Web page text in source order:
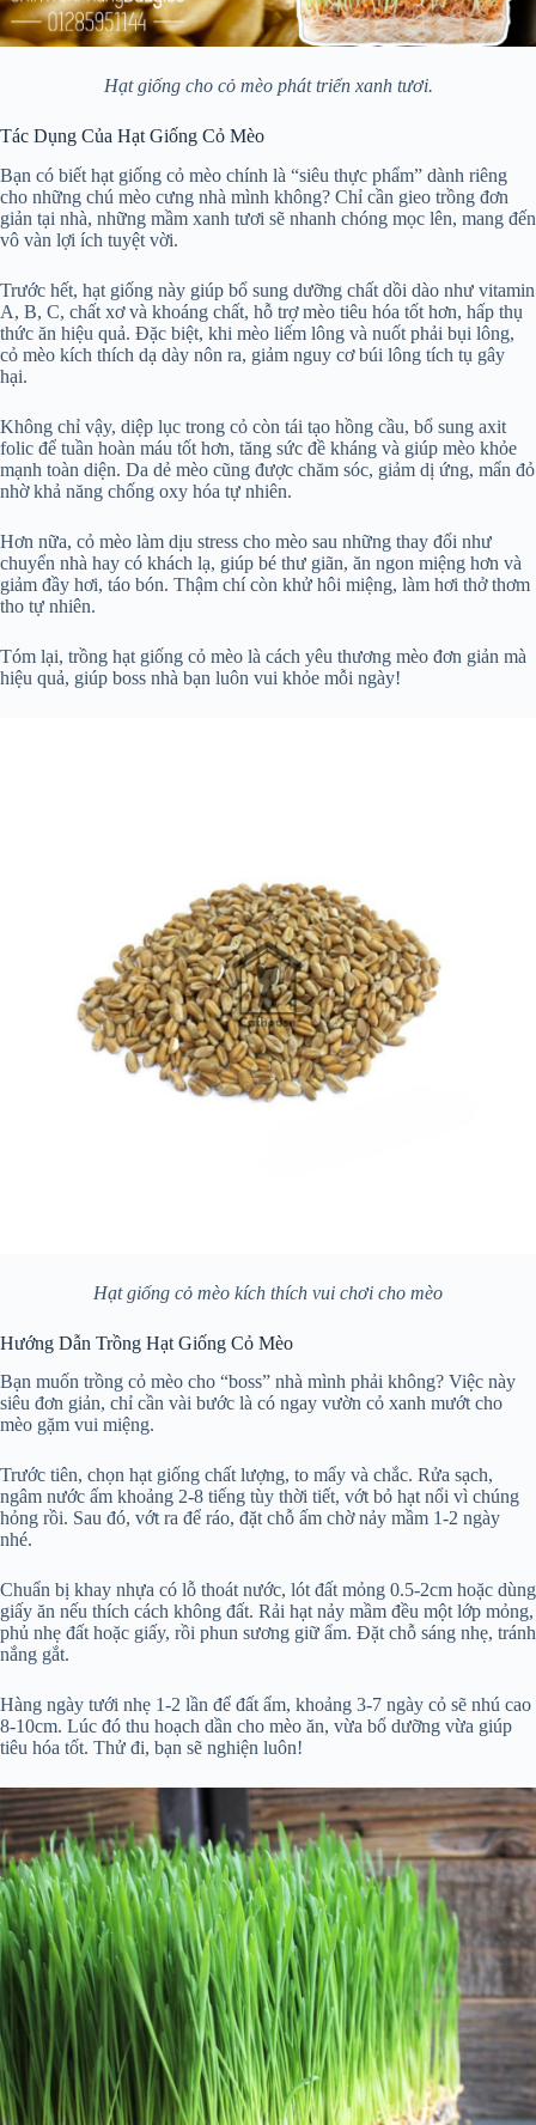
Hạt giống cho cỏ mèo phát triển xanh tươi.
Tác Dụng Của Hạt Giống Cỏ Mèo
Bạn có biết hạt giống cỏ mèo chính là “siêu thực phẩm” dành riêng
cho những chú mèo cưng nhà mình không? Chỉ cần gieo trồng đơn
giản tại nhà, những mầm xanh tươi sẽ nhanh chóng mọc lên, mang đến
vô vàn lợi ích tuyệt vời.
Trước hết, hạt giống này giúp bổ sung dưỡng chất dồi dào như vitamin
A, B, C, chất xơ và khoáng chất, hỗ trợ mèo tiêu hóa tốt hơn, hấp thụ
thức ăn hiệu quả. Đặc biệt, khi mèo liếm lông và nuốt phải bụi lông,
cỏ mèo kích thích dạ dày nôn ra, giảm nguy cơ búi lông tích tụ gây
hại.
Không chỉ vậy, diệp lục trong cỏ còn tái tạo hồng cầu, bổ sung axit
folic để tuần hoàn máu tốt hơn, tăng sức đề kháng và giúp mèo khỏe
mạnh toàn diện. Da dẻ mèo cũng được chăm sóc, giảm dị ứng, mẩn đỏ
nhờ khả năng chống oxy hóa tự nhiên.
Hơn nữa, cỏ mèo làm dịu stress cho mèo sau những thay đổi như
chuyển nhà hay có khách lạ, giúp bé thư giãn, ăn ngon miệng hơn và
giảm đầy hơi, táo bón. Thậm chí còn khử hôi miệng, làm hơi thở thơm
tho tự nhiên.
Tóm lại, trồng hạt giống cỏ mèo là cách yêu thương mèo đơn giản mà
hiệu quả, giúp boss nhà bạn luôn vui khỏe mỗi ngày!
Hạt giống cỏ mèo kích thích vui chơi cho mèo
Hướng Dẫn Trồng Hạt Giống Cỏ Mèo
Bạn muốn trồng cỏ mèo cho “boss” nhà mình phải không? Việc này
siêu đơn giản, chỉ cần vài bước là có ngay vườn cỏ xanh mướt cho
mèo gặm vui miệng.
Trước tiên, chọn hạt giống chất lượng, to mẩy và chắc. Rửa sạch,
ngâm nước ấm khoảng 2-8 tiếng tùy thời tiết, vớt bỏ hạt nổi vì chúng
hỏng rồi. Sau đó, vớt ra để ráo, đặt chỗ ấm chờ nảy mầm 1-2 ngày
nhé.
Chuẩn bị khay nhựa có lỗ thoát nước, lót đất mỏng 0.5-2cm hoặc dùng
giấy ăn nếu thích cách không đất. Rải hạt nảy mầm đều một lớp mỏng,
phủ nhẹ đất hoặc giấy, rồi phun sương giữ ẩm. Đặt chỗ sáng nhẹ, tránh
nắng gắt.
Hàng ngày tưới nhẹ 1-2 lần để đất ẩm, khoảng 3-7 ngày cỏ sẽ nhú cao
8-10cm. Lúc đó thu hoạch dần cho mèo ăn, vừa bổ dưỡng vừa giúp
tiêu hóa tốt. Thử đi, bạn sẽ nghiện luôn!